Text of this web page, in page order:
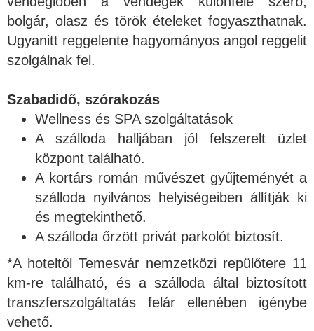
bolgár, olasz és török ételeket fogyaszthatnak.
Ugyanitt reggelente hagyományos angol reggelit
szolgálnak fel.
Szabadidő, szórakozás
Wellness és SPA szolgáltatások
A szálloda halljában jól felszerelt üzlet
központ található.
A kortárs román művészet gyűjteményét a
szálloda nyilvános helyiségeiben állítják ki
és megtekinthető.
A szálloda őrzött privát parkolót biztosít.
*A hoteltől Temesvár nemzetközi repülőtere 11
km-re található, és a szálloda által biztosított
transzferszolgáltatás felár ellenében igénybe
vehető.